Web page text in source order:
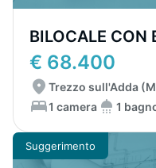
BILOCALE CON
€ 68.400
Trezzo sull'Adda
1 camera
1
Suggerimento